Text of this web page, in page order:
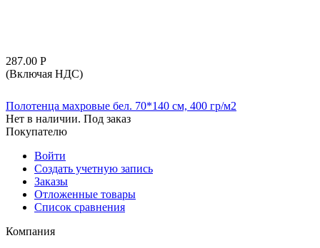
287.00 Р
(Включая НДС)
Полотенца махровые бел. 70*140 см, 400 гр/м2
Нет в наличии. Под заказ
Покупателю
Войти
Создать учетную запись
Заказы
Отложенные товары
Список сравнения
Компания